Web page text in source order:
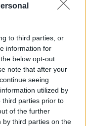
to third parties, or
information for
below opt-out
note that after your
seeing
utilized by
third parties prior to
of the further
by third parties on the